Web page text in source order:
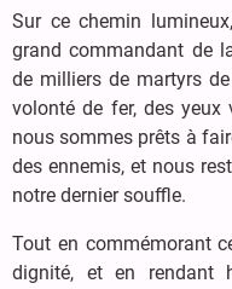
Sur ce chemin
grand commandant de
de milliers de martyrs
volonté de fer, des
nous sommes prêts à
des ennemis, et nous
notre dernier souffle.
Tout en commémorant
dignité, et en rendant